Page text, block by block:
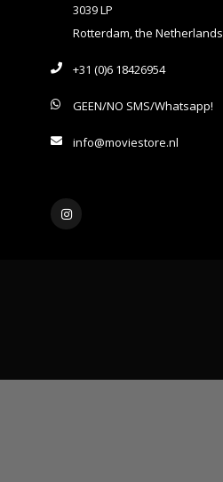
3039 LP
Rotterdam, the Netherlands
+31 (0)6 18426954
GEEN/NO SMS/Whatsapp!
info@moviestore.nl